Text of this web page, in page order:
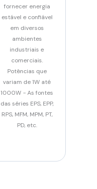
fornecer energia
estável e confiável
em diversos
ambientes
industriais e
comerciais.
Potências que
variam de 1W até
1000W - As fontes
das séries EPS, EPP,
RPS, MFM, MPM, PT,
PD, etc.